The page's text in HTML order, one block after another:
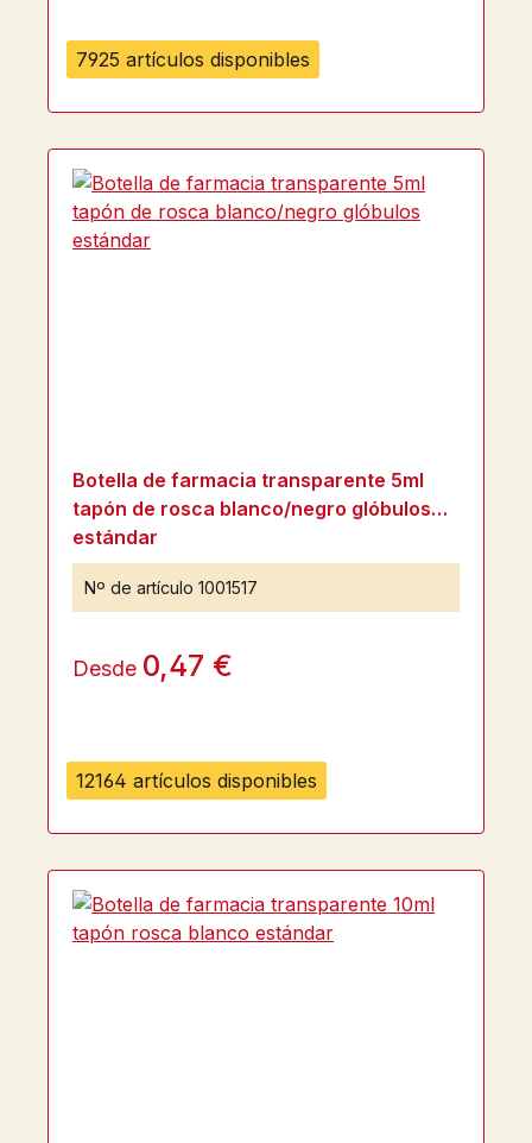
7925 artículos disponibles
12164 artículos disponibles
Botella de farmacia transparente 5ml
tapón de rosca blanco/negro glóbulos
estándar
Nº de artículo 1001517
Desde 0,47 €